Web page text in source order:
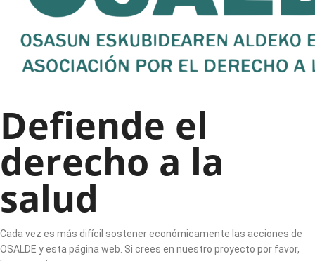
Defiende el
derecho a la
salud
Cada vez es más difícil sostener económicamente las acciones de
OSALDE y esta página web. Si crees en nuestro proyecto por favor,